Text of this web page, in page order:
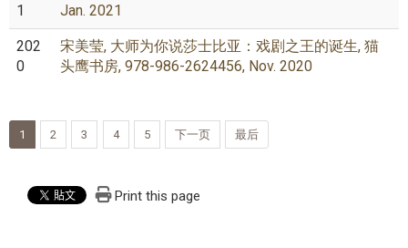
1
Jan. 2021
202
0
宋美莹, 大师为你说莎士比亚：戏剧之王的诞生, 猫
头鹰书房, 978-986-2624456, Nov. 2020
1 2 3 4 5 下一页 最后
Print this page